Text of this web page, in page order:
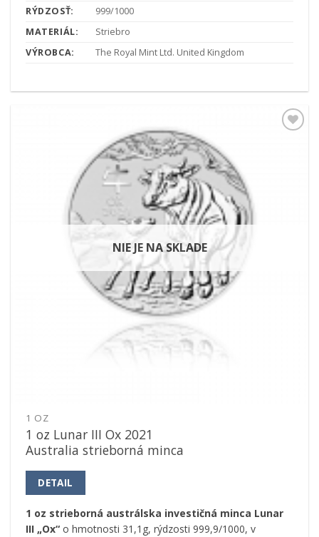
RÝDZOSŤ:
999/1000
MATERIÁL:
Striebro
VÝROBCA:
The Royal Mint Ltd. United Kingdom
NIE JE NA SKLADE
1 OZ
1 oz Lunar III Ox 2021
Australia strieborná minca
DETAIL
1 oz strieborná austrálska investičná minca Lunar
III „Ox“o hmotnosti 31,1g, rýdzosti 999,9/1000, v